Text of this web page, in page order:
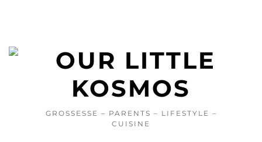
GROSSESSE – PARENTS – LIFESTYLE –
CUISINE